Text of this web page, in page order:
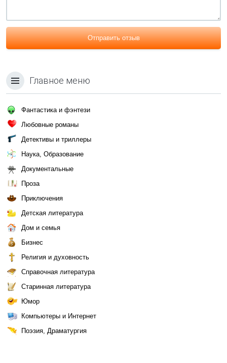
Отправить отзыв
Главное меню
Фантастика и фэнтези
Любовные романы
Детективы и триллеры
Наука, Образование
Документальные
Проза
Приключения
Детская литература
Дом и семья
Бизнес
Религия и духовность
Справочная литература
Старинная литература
Юмор
Компьютеры и Интернет
Поэзия, Драматургия